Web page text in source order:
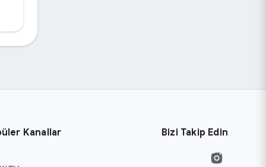
Kanallar Bizi Takip Edin